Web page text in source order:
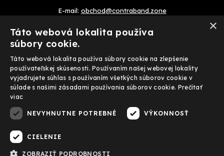
E-mail: obchod@contraband.zone
Prijímame tiež on-line platby
×
Táto webová lokalita používa
súbory cookie.
Táto webová lokalita používa súbory cookie na zlepšenie
používateľskej skúsenosti. Používaním našej webovej lokality
vyjadrujete súhlas s používaním všetkých súborov cookie v
súlade s našimi zásadami používania súborov cookie. Prečítať
viac
NEVYHNUTNE POTREBNÉ VÝKONNOSŤ
CIELENIE
ZOBRAZIŤ PODROBNOSTI